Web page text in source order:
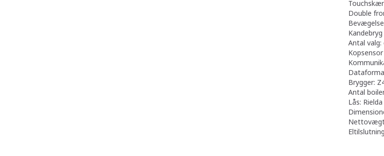
Double
Antal
Kopsensor
Brygger:
Antal
Lås: Rielda
Nettovægt